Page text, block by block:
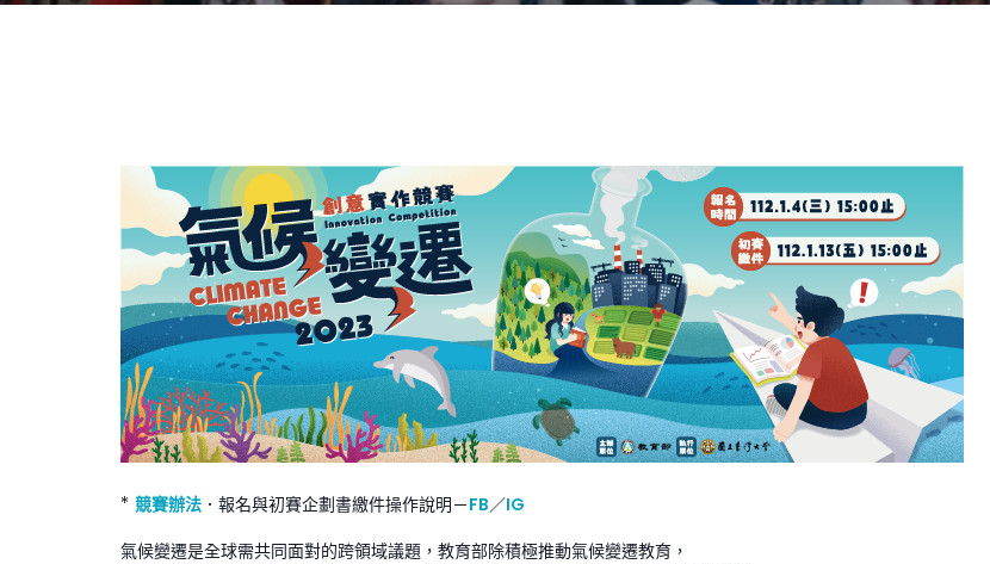
* 競賽辦法 ． 報名與初賽企劃書繳件操作說明－FB／IG
氣候變遷是全球需共同面對的跨領域議題，教育部除積極推動氣候變遷教育，